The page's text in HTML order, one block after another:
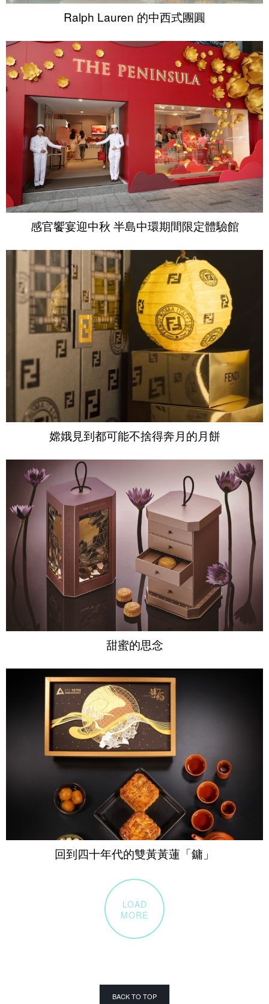
Ralph Lauren 的中西式團圓
感官饗宴迎中秋 半島中環期間限定體驗館
嫦娥見到都可能不捨得奔月的月餅
甜蜜的思念
回到四十年代的雙黃黃蓮「鏞」
LOAD
MORE
BACK TO TOP